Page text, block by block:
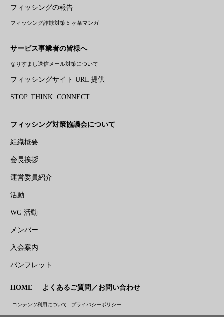
フィッシングの報告
フィッシング詐欺対策 5 ヶ条マンガ
サービス事業者の皆様へ
なりすまし送信メール対策について
フィッシングサイト URL 提供
STOP. THINK. CONNECT.
フィッシング対策協議会について
組織概要
会長挨拶
運営委員紹介
活動
WG 活動
メンバー
入会案内
パンフレット
HOME よくあるご質問／お問い合わせ
コンテンツ利用について プライバシーポリシー